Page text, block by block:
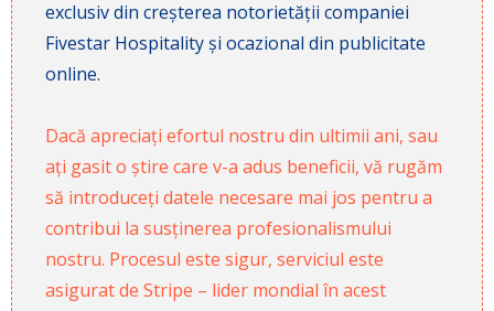
exclusiv din creșterea notorietății companiei
Fivestar Hospitality și ocazional din publicitate
online.
Dacă apreciați efortul nostru din ultimii ani, sau
ați gasit o știre care v-a adus beneficii, vă rugăm
să introduceți datele necesare mai jos pentru a
contribui la susținerea profesionalismului
nostru. Procesul este sigur, serviciul este
asigurat de Stripe – lider mondial în acest